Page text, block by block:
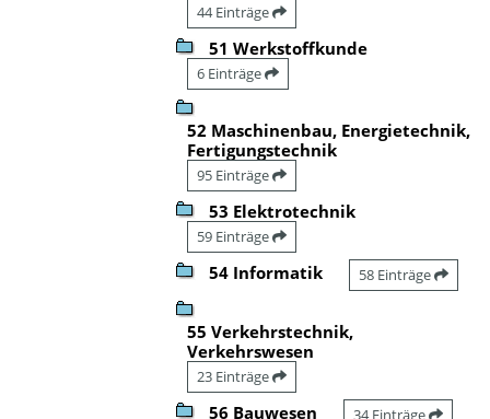
44 Einträge
51 Werkstoffkunde
6 Einträge
52 Maschinenbau, Energietechnik,
Fertigungstechnik
95 Einträge
53 Elektrotechnik
59 Einträge
54 Informatik 58 Einträge
55 Verkehrstechnik,
Verkehrswesen
23 Einträge
56 Bauwesen 34 Einträge